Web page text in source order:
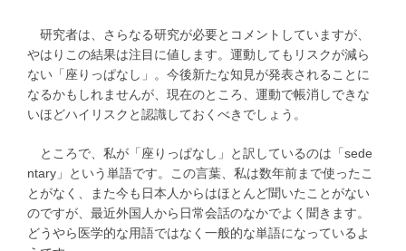
研究者は、さらなる研究が必要とコメントしていますが、
やはりこの結果は注目に値します。運動してもリスクが減ら
ない「座りっぱなし」。今後新たな知見が発表されることに
なるかもしれませんが、現在のところ、運動で帳消しできな
いほどハイリスクと認識しておくべきでしょう。
ところで、私が「座りっぱなし」と訳しているのは「sede
ntary」という単語です。この言葉、私は数年前まで使ったこ
とがなく、また今も日本人からはほとんど聞いたことがない
のですが、最近外国人から日常会話のなかでよく聞きます。
どうやら医学的な用語ではなく一般的な単語になっているよ